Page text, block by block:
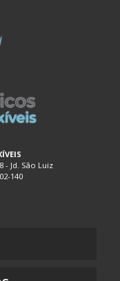
COM DIVISÓRIAS
FLEXÍVEL
- Jd. São Luiz
140